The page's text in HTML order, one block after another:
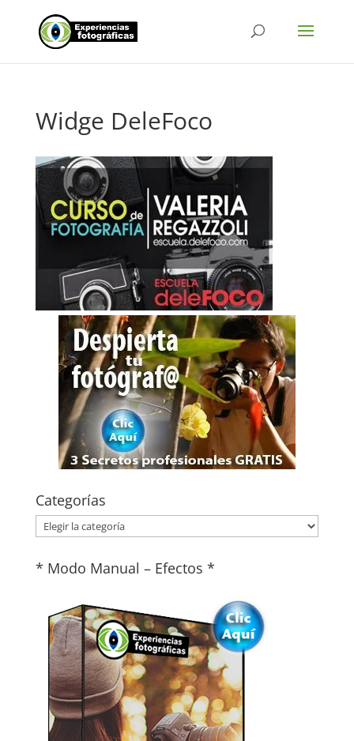
Widge DeleFoco
Categorías
Categorías
* Modo Manual – Efectos *